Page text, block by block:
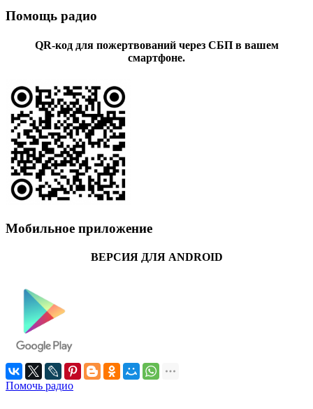
Помощь радио
QR-код для пожертвований через СБП в вашем
смартфоне.
Мобильное приложение
ВЕРСИЯ ДЛЯ ANDROID
Помочь радио